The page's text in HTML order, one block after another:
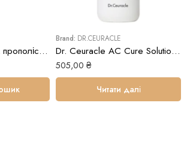
Крем з екстрактом прополісу Dr.Ceuracle Royal Vita Propolis 33 Cream
Brand: DR.CEURACLE
Dr. Ceuracle АC Сure Solution Pink Gel
505,00 ₴
Читати далі